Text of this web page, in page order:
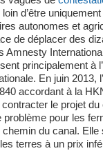
d’être
autonomes et
de déplacer des
Amnesty
principalement à
En juin 2013,
accordant à la
le projet
problème pour les
du canal. Elle
terres à un prix